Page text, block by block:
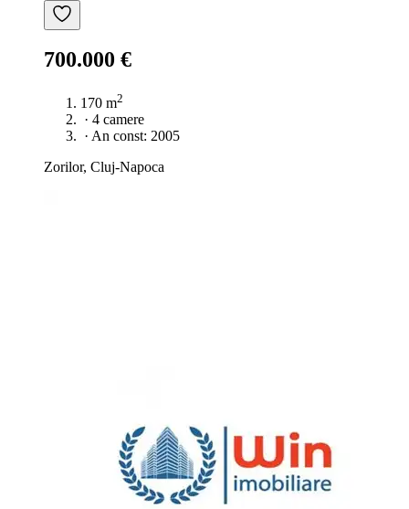
700.000 €
170 m2
· 4 camere
· An const: 2005
Zorilor, Cluj-Napoca